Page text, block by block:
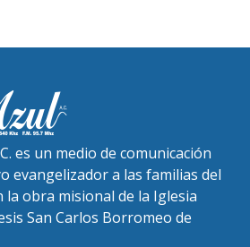
es un medio de comunicación
evangelizador a las familias del
obra misional de la Iglesia
San Carlos Borromeo de